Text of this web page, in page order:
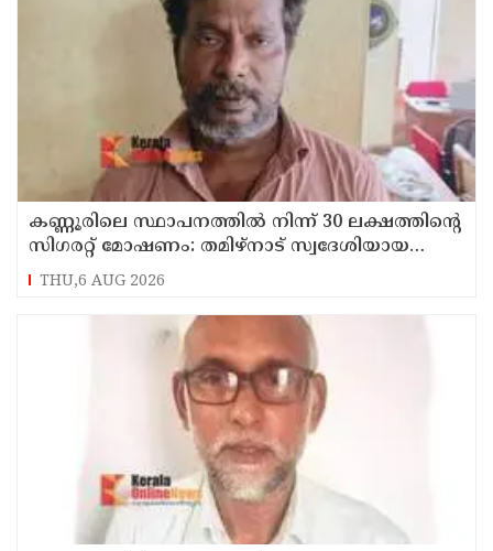
കണ്ണൂരിലെ സ്ഥാപനത്തിൽ നിന്ന് 30 ലക്ഷത്തിന്റെ
സിഗരറ്റ് മോഷണം: തമിഴ്‌നാട് സ്വദേശിയായ
സെയിൽസ്മാൻ തെങ്കാശിയിൽ പിടിയിൽ
THU,6 AUG 2026